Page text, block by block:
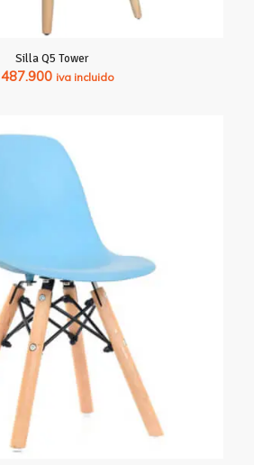
Silla Q5 Tower
487.900 iva incluido